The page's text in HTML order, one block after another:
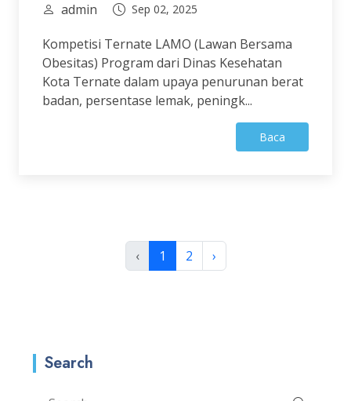
admin Sep 02, 2025
Kompetisi Ternate LAMO (Lawan Bersama
Obesitas) Program dari Dinas Kesehatan
Kota Ternate dalam upaya penurunan berat
badan, persentase lemak, peningk...
Baca
‹ 1 2 ›
Search